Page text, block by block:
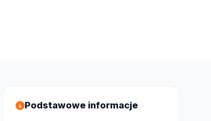
Podstawowe informacje